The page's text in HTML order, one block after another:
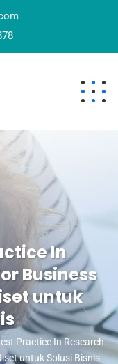
In
Business
untuk
Practice In Research
untuk Solusi Bisnis